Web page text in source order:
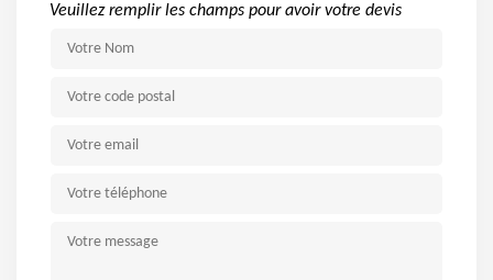
Veuillez remplir les champs pour avoir votre devis